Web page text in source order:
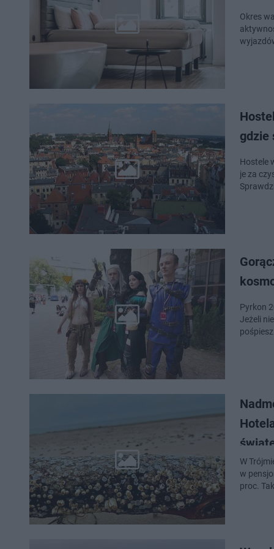
Okres
gdzie
Hostele
je za
Pyrkon
Jeżeli
W
w
proc.